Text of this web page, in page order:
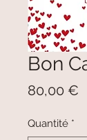
Bon
80,00 €
Quantité *